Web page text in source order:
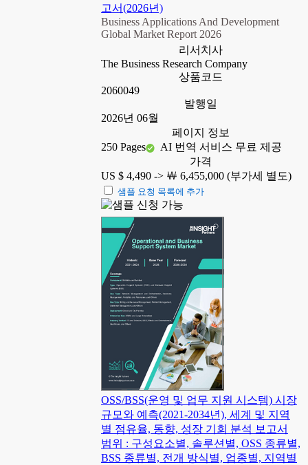
고서(2026년)
Business Applications And Development
Global Market Report 2026
리서치사
The Business Research Company
상품코드
2060049
발행일
2026년 06월
페이지 정보
250 Pages
AI 번역 서비스 무료 제공
가격
US $ 4,490 -> ￦ 6,455,000 (부가세 별도)
샘플 요청 목록에 추가
OSS/BSS(운영 및 업무 지원 시스템) 시장
규모와 예측(2021-2034년), 세계 및 지역
별 점유율, 동향, 성장 기회 분석 보고서
범위 : 구성요소별, 솔루션별, OSS 종류별,
BSS 종류별, 전개 방식별, 업종별, 지역별